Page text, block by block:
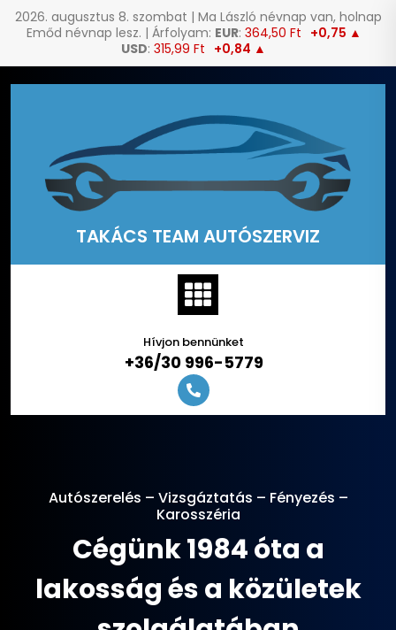
2026. augusztus 8. szombat | Ma László névnap van, holnap
Emőd névnap lesz. | Árfolyam: EUR: 364,50 Ft +0,75 ▲
USD: 315,99 Ft +0,84 ▲
TAKÁCS TEAM AUTÓSZERVIZ
Hívjon bennünket
+36/30 996-5779
Autószerelés – Vizsgáztatás – Fényezés –
Karosszéria
Cégünk 1984 óta a
lakosság és a közületek